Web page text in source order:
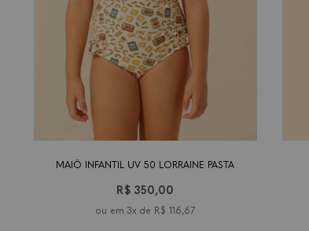
MAIÔ INFANTIL UV 50 LORRAINE PASTA
R$ 350,00
3x de R$ 116,67
tamanho
meses
2 anos 6 anos